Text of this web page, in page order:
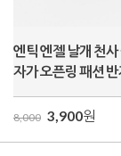
엔틱 엔젤 날개 천사
자가 오픈링 패션
8,000 3,900원